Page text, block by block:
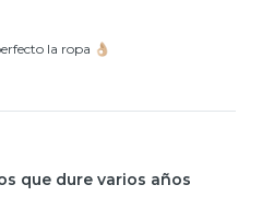
la ropa 👌🏼
que dure varios años